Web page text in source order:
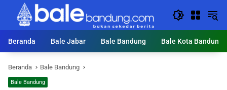
Langsung
konten
Beranda
Bale Jabar Bale Bandung Bale Kota Bandung
Beranda Bale Bandung
Bale Bandung